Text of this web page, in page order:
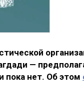
—
пока нет. Об этом